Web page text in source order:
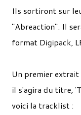
Ils sortiront sur
"Abreaction". Il
format Digipack,
Un premier extrait
il s'agira du titre,
voici la tracklist :